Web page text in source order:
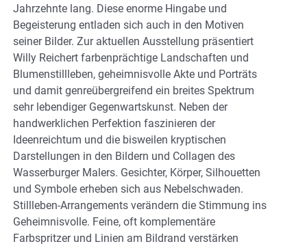
Jahrzehnte lang. Diese enorme Hingabe und
Begeisterung entladen sich auch in den Motiven
seiner Bilder. Zur aktuellen Ausstellung präsentiert
Willy Reichert farbenprächtige Landschaften und
Blumenstillleben, geheimnisvolle Akte und Porträts
und damit genreübergreifend ein breites Spektrum
sehr lebendiger Gegenwartskunst. Neben der
handwerklichen Perfektion faszinieren der
Ideenreichtum und die bisweilen kryptischen
Darstellungen in den Bildern und Collagen des
Wasserburger Malers. Gesichter, Körper, Silhouetten
und Symbole erheben sich aus Nebelschwaden.
Stillleben-Arrangements verändern die Stimmung ins
Geheimnisvolle. Feine, oft komplementäre
Farbspritzer und Linien am Bildrand verstärken